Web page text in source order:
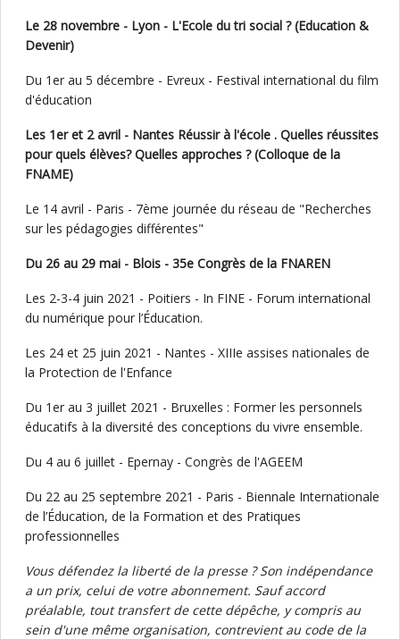
Le 28 novembre - Lyon - L'Ecole du tri social ? (Education &
Devenir)
Du 1er au 5 décembre - Evreux - Festival international du film
d'éducation
Les 1er et 2 avril - Nantes Réussir à l'école . Quelles réussites
pour quels élèves? Quelles approches ? (Colloque de la
FNAME)
Le 14 avril - Paris - 7ème journée du réseau de "Recherches
sur les pédagogies différentes"
Du 26 au 29 mai - Blois - 35e Congrès de la FNAREN
Les 2-3-4 juin 2021 - Poitiers - In FINE - Forum international
du numérique pour l’Éducation.
Les 24 et 25 juin 2021 - Nantes - XIIIe assises nationales de
la Protection de l'Enfance
Du 1er au 3 juillet 2021 - Bruxelles : Former les personnels
éducatifs à la diversité des conceptions du vivre ensemble.
Du 4 au 6 juillet - Epernay - Congrès de l'AGEEM
Du 22 au 25 septembre 2021 - Paris - Biennale Internationale
de l’Éducation, de la Formation et des Pratiques
professionnelles
Vous défendez la liberté de la presse ? Son indépendance
a un prix, celui de votre abonnement. Sauf accord
préalable, tout transfert de cette dépêche, y compris au
sein d'une même organisation, contrevient au code de la